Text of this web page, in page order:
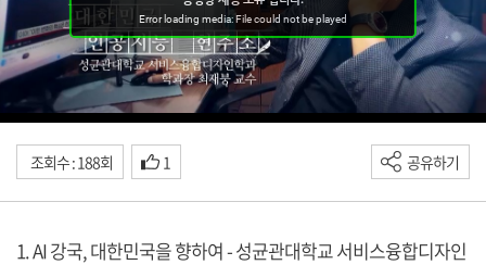
조회수 : 188회 1 공유하기
1. AI 강국, 대한민국을 향하여 - 성균관대학교 서비스융합디자인